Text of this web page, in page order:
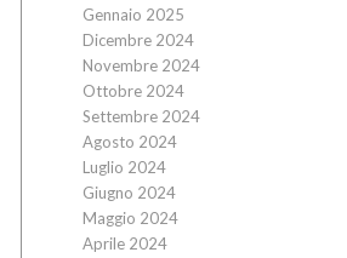
Gennaio 2025
Dicembre 2024
Novembre 2024
Ottobre 2024
Settembre 2024
Agosto 2024
Luglio 2024
Giugno 2024
Maggio 2024
Aprile 2024